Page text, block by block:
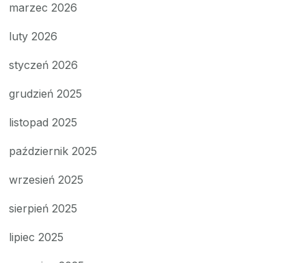
marzec 2026
luty 2026
styczeń 2026
grudzień 2025
listopad 2025
październik 2025
wrzesień 2025
sierpień 2025
lipiec 2025